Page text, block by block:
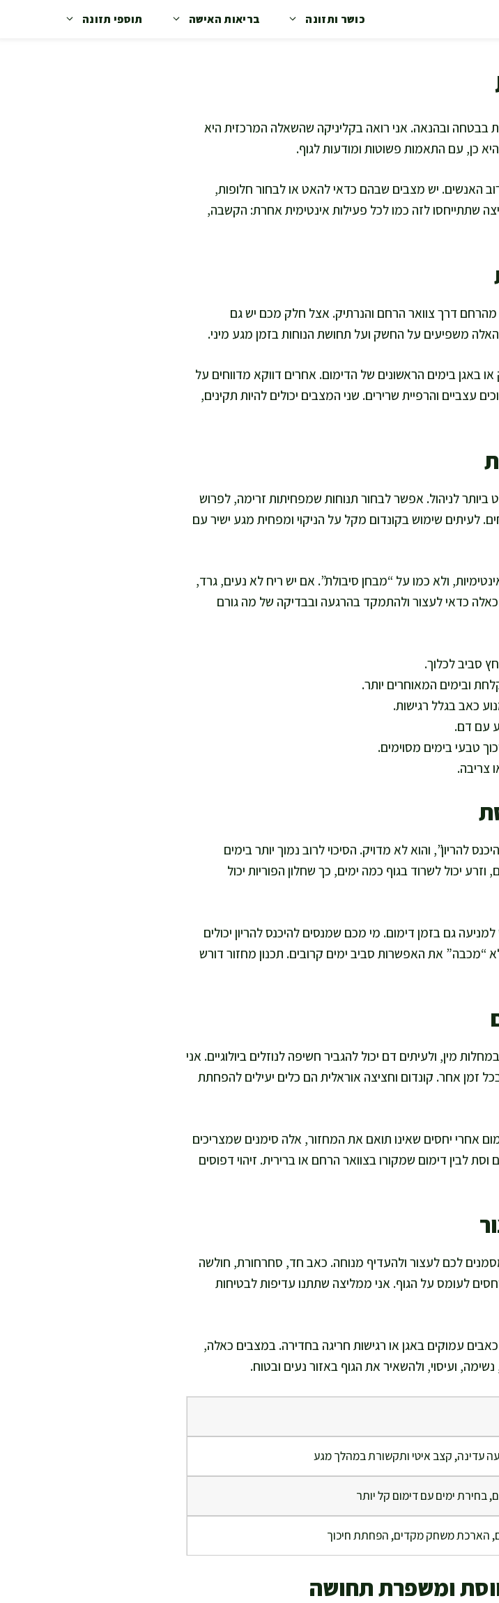
כושר ותזונה בריאות האישה תוספי תזונה
בבטחה ובהנאה. אני רואה בקליניקה שהשאלה המרכזית היא
כן, עם התאמות פשוטות ומודעות לגוף.
האנשים. יש מצבים שבהם כדאי להאט או לבחור חלופות,
שתתייחסו לזה כמו לכל פעילות אינטימית אחרת: הקשבה,
מהרחם דרך צוואר הרחם והנרתיק. אצל חלק מכם יש גם
האלה משפיעים על החשק ועל תחושת הנוחות בזמן מגע מיני.
באגן בימים הראשונים של הדימום. אחרים דווקא מדווחים על
והרפיית שרירים. שני המצבים יכולים להיות תקינים,
לניהול. אפשר לבחור תנוחות שמפחיתות זרימה, לפרוש
לעיתים שימוש בקונדום מקל על הניקוי ומפחית מגע ישיר עם
ולא כמו על “מבחן סיבולת”. אם יש ריח לא נעים, גרד,
כדאי לעצור ולהתמקד בהרגעה ובבדיקה של מה גורם
סביב לכלוך.
ובימים המאוחרים יותר.
כאב בגלל רגישות.
עם דם.
טבעי בימים מסוימים.
צריבה.
והוא לא מדויק. הסיכוי לרוב נמוך יותר בימים
יכול לשרוד בגוף כמה ימים, כך שחלון הפוריות יכול
גם בזמן דימום. מי מכם שמנסים להיכנס להריון יכולים
את האפשרות סביב ימים קרובים. תכנון מחזור דורש
מין, ולעיתים דם יכול להגביר חשיפה לנוזלים ביולוגיים. אני
זמן אחר. קונדום וחציצה אוראלית הם כלים יעילים להפחתת
אחרי יחסים שאינו תואם את המחזור, אלה סימנים שמצריכים
לבין דימום שמקורו בצוואר הרחם או ברירית. זיהוי דפוסים
לכם לעצור ולהעדיף מנוחה. כאב חד, סחרחורת, חולשה
לעומס על הגוף. אני ממליצה שתתנו עדיפות לבטיחות
עמוקים באגן או רגישות חריגה בחדירה. במצבים כאלה,
ועיסוי, ולהשאיר את הגוף באזור נעים ובטוח.
עדינה, קצב איטי ותקשורת במהלך מגע
בחירת ימים עם דימום קל יותר
הארכת משחק מקדים, הפחתת חיכוך
ומשפרת תחושה